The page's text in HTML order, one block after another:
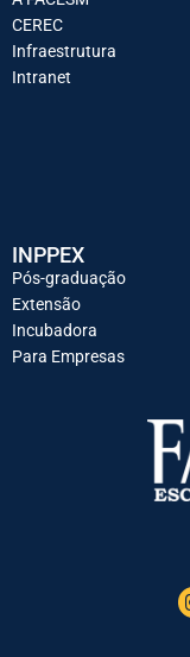
CEREC
Infraestrutura
Intranet
INPPEX
Pós-graduação
Extensão
Incubadora
Para Empresas